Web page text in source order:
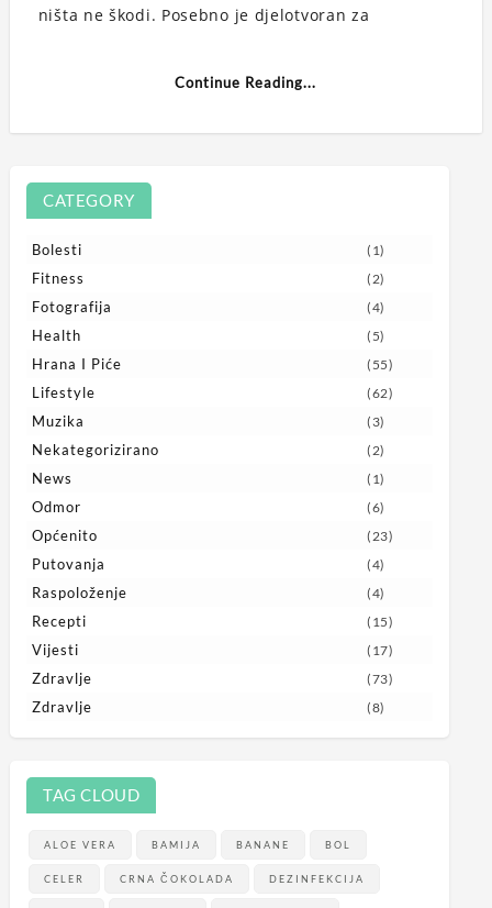
ništa ne škodi. Posebno je djelotvoran za
Continue Reading...
CATEGORY
Bolesti (1)
Fitness (2)
Fotografija (4)
Health (5)
Hrana I Piće (55)
Lifestyle (62)
Muzika (3)
Nekategorizirano (2)
News (1)
Odmor (6)
Općenito (23)
Putovanja (4)
Raspoloženje (4)
Recepti (15)
Vijesti (17)
Zdravlje (73)
Zdravlje (8)
TAG CLOUD
ALOE VERA BAMIJA BANANE BOL
CELER CRNA ČOKOLADA DEZINFEKCIJA